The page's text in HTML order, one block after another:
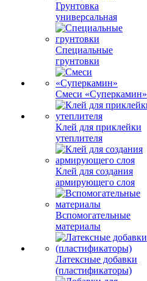
Грунтовка
универсальная
Специальные
грунтовки
Смеси «Суперкамин»
Клей для приклейки
утеплителя
Клей для создания
армирующего слоя
Вспомогательные
материалы
Латексные добавки
(пластификаторы)